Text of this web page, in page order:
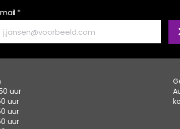
*
uur
uur
uur
uur